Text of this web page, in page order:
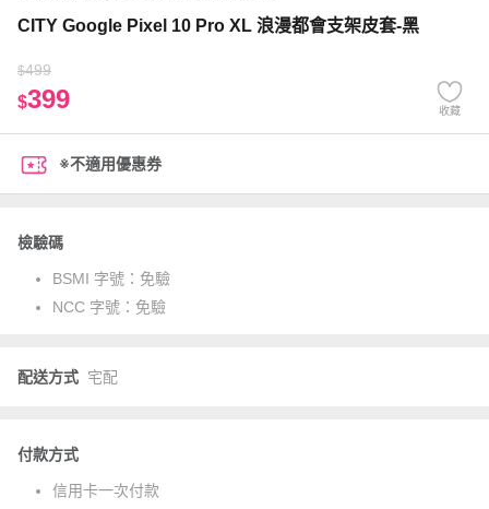
CITY Google Pixel 10 Pro XL 浪漫都會支架皮套-黑
$499
$399 收藏
※不適用優惠券
檢驗碼
BSMI 字號： 免驗
NCC 字號： 免驗
配送方式 宅配
付款方式
信用卡一次付款